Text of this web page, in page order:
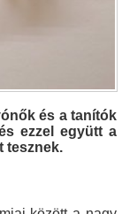
és a tanítók
ezzel együtt a
tesznek.